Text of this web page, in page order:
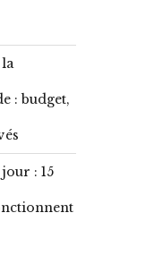
: budget,
: 15